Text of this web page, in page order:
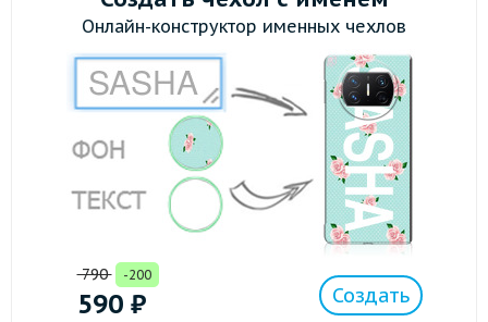
Онлайн-конструктор именных чехлов
790 -200
590 ₽ Создать